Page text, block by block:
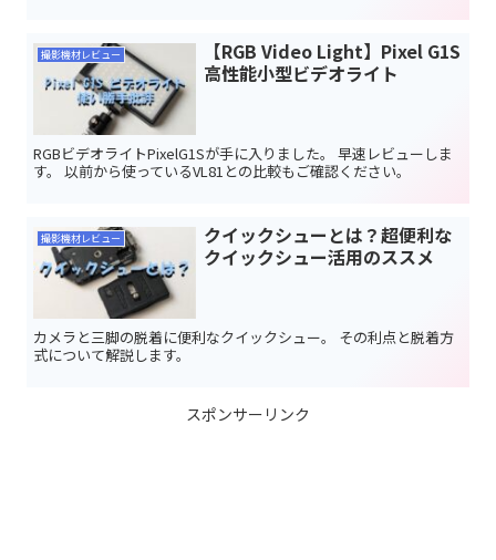
撮影機材レビュー
【RGB Video Light】Pixel G1S
高性能小型ビデオライト
RGBビデオライトPixelG1Sが手に入りました。 早速レビューしま
す。 以前から使っているVL81との比較もご確認ください。
撮影機材レビュー
クイックシューとは？超便利な
クイックシュー活用のススメ
カメラと三脚の脱着に便利なクイックシュー。 その利点と脱着方
式について解説します。
スポンサーリンク